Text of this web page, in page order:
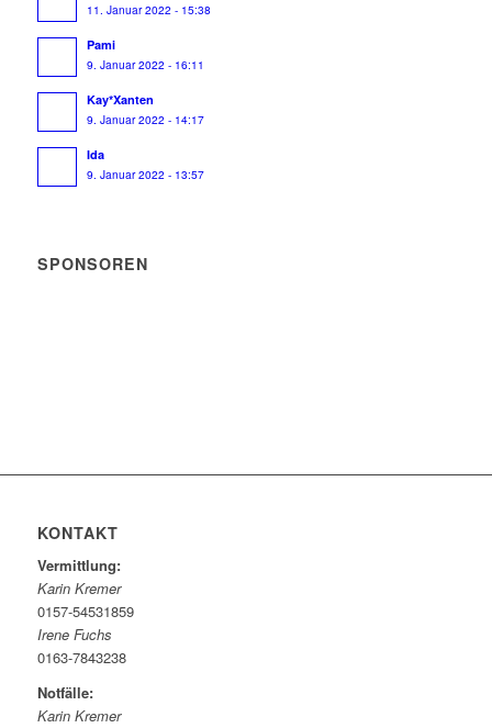
11. Januar 2022 - 15:38
Pami
9. Januar 2022 - 16:11
Kay*Xanten
9. Januar 2022 - 14:17
Ida
9. Januar 2022 - 13:57
SPONSOREN
KONTAKT
Vermittlung:
Karin Kremer
0157-54531859
Irene Fuchs
0163-7843238
Notfälle:
Karin Kremer